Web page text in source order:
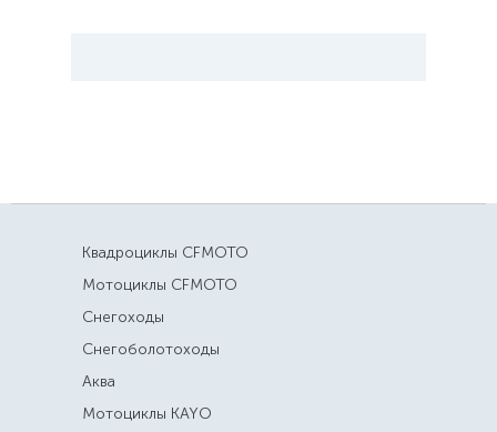
Квадроциклы CFMOTO
Мотоциклы CFMOTO
Снегоходы
Снегоболотоходы
Аква
Мотоциклы KAYO